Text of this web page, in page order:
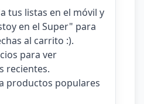
tus listas en el móvil y
en el Super" para
al carrito :).
para ver
recientes.
productos populares